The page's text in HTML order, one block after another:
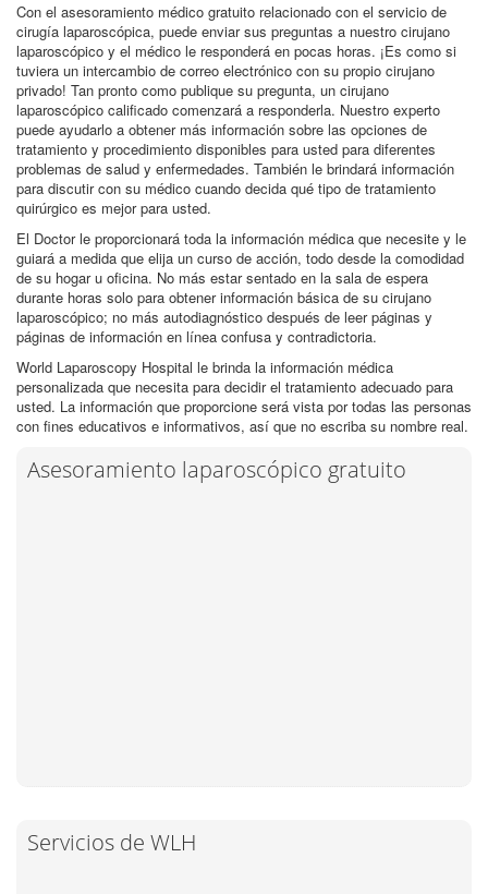
Con el asesoramiento médico gratuito relacionado con el servicio de
cirugía laparoscópica, puede enviar sus preguntas a nuestro cirujano
laparoscópico y el médico le responderá en pocas horas. ¡Es como si
tuviera un intercambio de correo electrónico con su propio cirujano
privado! Tan pronto como publique su pregunta, un cirujano
laparoscópico calificado comenzará a responderla. Nuestro experto
puede ayudarlo a obtener más información sobre las opciones de
tratamiento y procedimiento disponibles para usted para diferentes
problemas de salud y enfermedades. También le brindará información
para discutir con su médico cuando decida qué tipo de tratamiento
quirúrgico es mejor para usted.
El Doctor le proporcionará toda la información médica que necesite y le
guiará a medida que elija un curso de acción, todo desde la comodidad
de su hogar u oficina. No más estar sentado en la sala de espera
durante horas solo para obtener información básica de su cirujano
laparoscópico; no más autodiagnóstico después de leer páginas y
páginas de información en línea confusa y contradictoria.
World Laparoscopy Hospital le brinda la información médica
personalizada que necesita para decidir el tratamiento adecuado para
usted. La información que proporcione será vista por todas las personas
con fines educativos e informativos, así que no escriba su nombre real.
Asesoramiento laparoscópico gratuito
Servicios de WLH